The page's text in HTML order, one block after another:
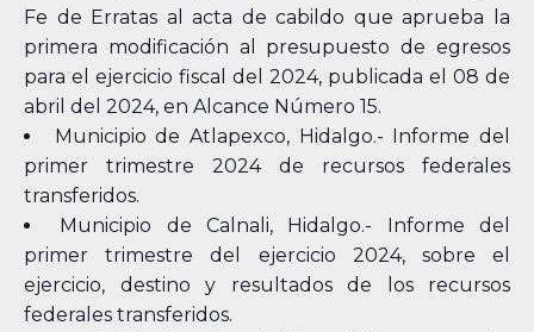
Fe de Erratas al acta de cabildo que aprueba la
primera modificación al presupuesto de egresos
para el ejercicio fiscal del 2024, publicada el 08 de
abril del 2024, en Alcance Número 15.
Municipio de Atlapexco, Hidalgo.- Informe del
primer trimestre 2024 de recursos federales
transferidos.
Municipio de Calnali, Hidalgo.- Informe del
primer trimestre del ejercicio 2024, sobre el
ejercicio, destino y resultados de los recursos
federales transferidos.